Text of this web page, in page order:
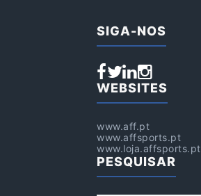
SIGA-NOS
WEBSITES
www.aff.pt
www.affsports.pt
www.loja.affsports.pt
PESQUISAR